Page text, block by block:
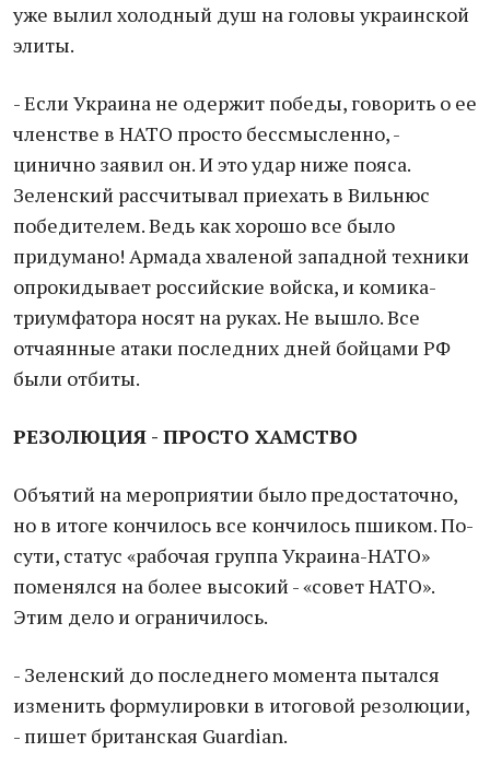
уже вылил холодный душ на головы украинской
элиты.
- Если Украина не одержит победы, говорить о ее
членстве в НАТО просто бессмысленно, -
цинично заявил он. И это удар ниже пояса.
Зеленский рассчитывал приехать в Вильнюс
победителем. Ведь как хорошо все было
придумано! Армада хваленой западной техники
опрокидывает российские войска, и комика-
триумфатора носят на руках. Не вышло. Все
отчаянные атаки последних дней бойцами РФ
были отбиты.
РЕЗОЛЮЦИЯ - ПРОСТО ХАМСТВО
Объятий на мероприятии было предостаточно,
но в итоге кончилось все кончилось пшиком. По-
сути, статус «рабочая группа Украина-НАТО»
поменялся на более высокий - «совет НАТО».
Этим дело и ограничилось.
- Зеленский до последнего момента пытался
изменить формулировки в итоговой резолюции,
- пишет британская Guardian.